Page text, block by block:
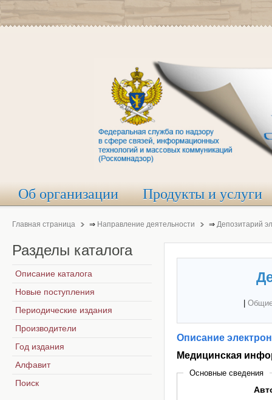
Об организации Продукты и услуги
Главная страница ⇒ Направление деятельности ⇒ Депозитарий
Описание
Медицинская
Основные сведения
Разделы каталога
Описание каталога
Новые поступления
Периодические издания
Производители
Год издания
Алфавит
Поиск